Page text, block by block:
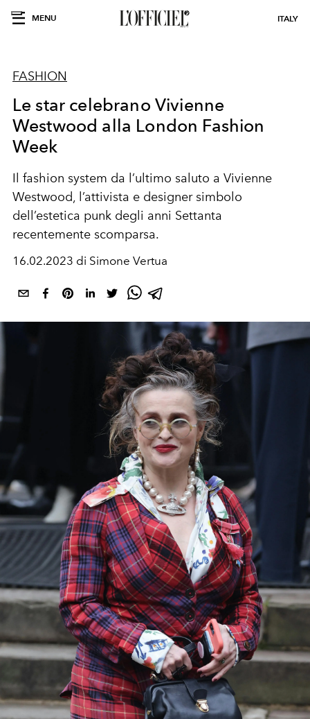
MENU ITALY
FASHION
Le star celebrano Vivienne
Westwood alla London Fashion
Week
Il fashion system da l’ultimo saluto a Vivienne
Westwood, l’attivista e designer simbolo
dell’estetica punk degli anni Settanta
recentemente scomparsa.
16.02.2023 di Simone Vertua